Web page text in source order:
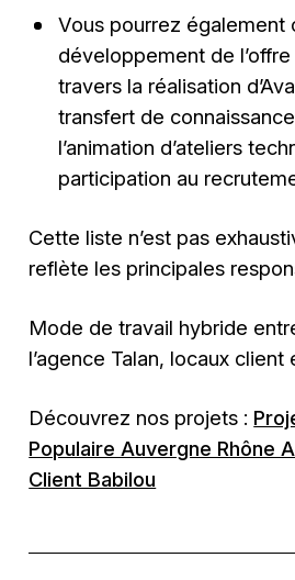
Vous pourrez également
développement de
travers la réalisation
transfert de
l’animation d’ateliers
participation au
Cette liste n’est pas
reflète les principales
Mode de travail hybride
l’agence Talan, locaux client
Découvrez nos projets :
Populaire Auvergne Rhône
Client Babilou